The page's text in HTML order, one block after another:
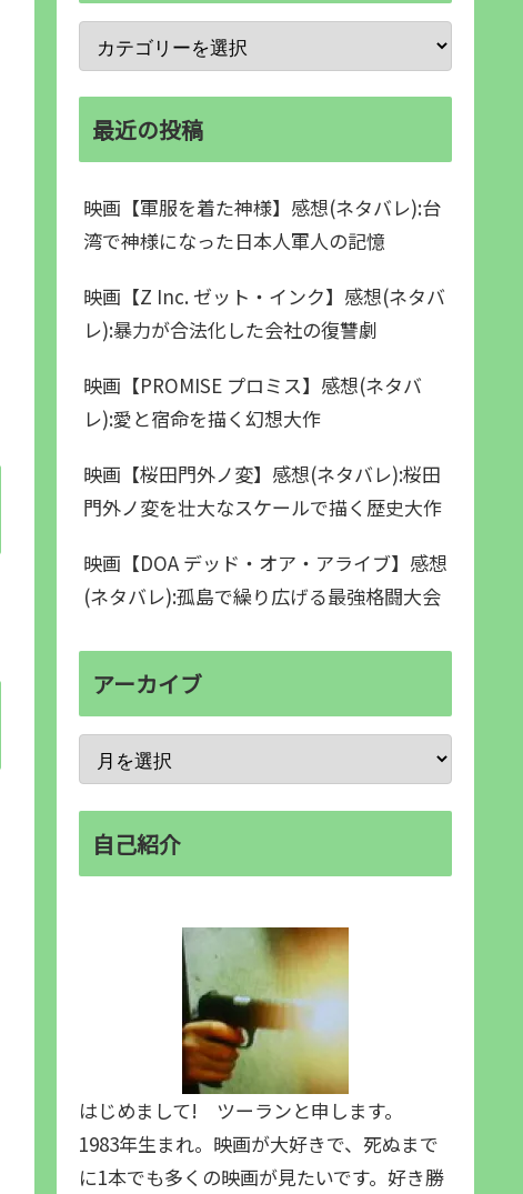
最近の投稿
映画【軍服を着た神様】感想(ネタバレ):台
湾で神様になった日本人軍人の記憶
映画【Z Inc. ゼット・インク】感想(ネタバ
レ):暴力が合法化した会社の復讐劇
映画【PROMISE プロミス】感想(ネタバ
レ):愛と宿命を描く幻想大作
映画【桜田門外ノ変】感想(ネタバレ):桜田
門外ノ変を壮大なスケールで描く歴史大作
映画【DOA デッド・オア・アライブ】感想
(ネタバレ):孤島で繰り広げる最強格闘大会
アーカイブ
自己紹介
はじめまして! ツーランと申します。
1983年生まれ。映画が大好きで、死ぬまで
に1本でも多くの映画が見たいです。好き勝